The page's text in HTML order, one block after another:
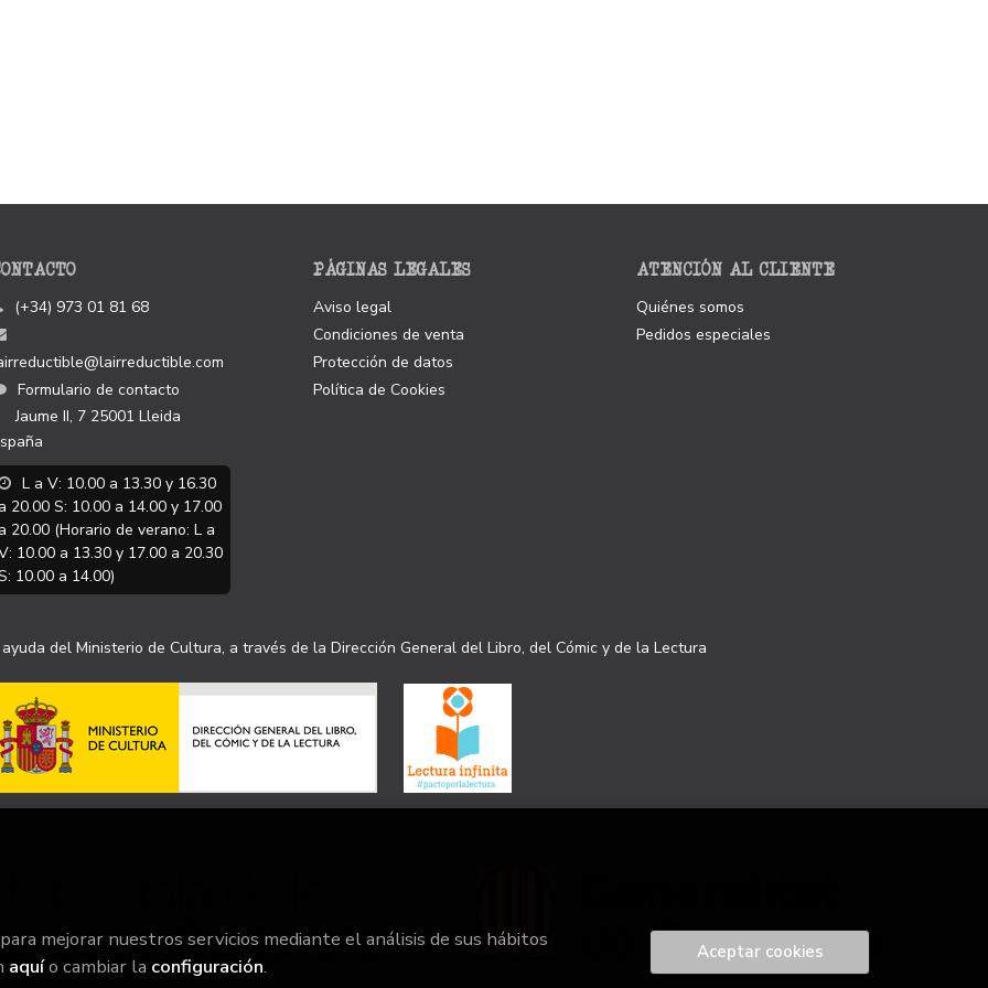
(+34) 973 01 81 68
Formulario de contacto
Jaume II, 7 25001 Lleida
L a V: 10.00 a 13.30 y 16.30
20.00 S: 10.00 a 14.00 y 17.00
20.00 (Horario de verano: L a
10.00 a 13.30 y 17.00 a 20.30
10.00 a 14.00)
PÁGINAS LEGALES
Aviso legal
Condiciones de venta
Protección de datos
Política de Cookies
ATENCIÓN AL CLIENTE
Quiénes somos
Pedidos especiales
del Ministerio de Cultura, a través de la Dirección General del Libro, del Cómic y de la Lectura
mejorar nuestros servicios mediante el análisis de sus hábitos
aquío cambiar la configuración.
Aceptar cookies